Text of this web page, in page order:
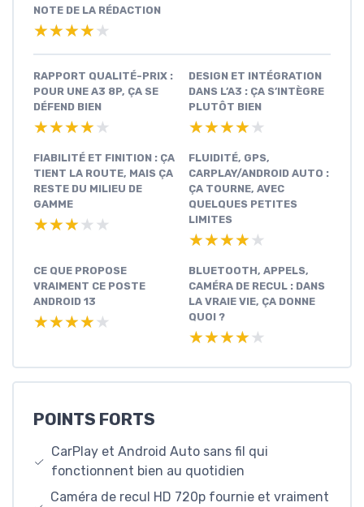
NOTE DE LA RÉDACTION
★★★★★
★★★★★
RAPPORT QUALITÉ-PRIX :
POUR UNE A3 8P, ÇA SE
DÉFEND BIEN
★★★★★
★★★★★
DESIGN ET INTÉGRATION
DANS L’A3 : ÇA S’INTÈGRE
PLUTÔT BIEN
★★★★★
★★★★★
FIABILITÉ ET FINITION : ÇA
TIENT LA ROUTE, MAIS ÇA
RESTE DU MILIEU DE
GAMME
★★★★★
★★★★★
FLUIDITÉ, GPS,
CARPLAY/ANDROID AUTO :
ÇA TOURNE, AVEC
QUELQUES PETITES
LIMITES
★★★★★
★★★★★
CE QUE PROPOSE
VRAIMENT CE POSTE
ANDROID 13
★★★★★
★★★★★
BLUETOOTH, APPELS,
CAMÉRA DE RECUL : DANS
LA VRAIE VIE, ÇA DONNE
QUOI ?
★★★★★
★★★★★
POINTS FORTS
CarPlay et Android Auto sans fil qui
fonctionnent bien au quotidien
Caméra de recul HD 720p fournie et vraiment